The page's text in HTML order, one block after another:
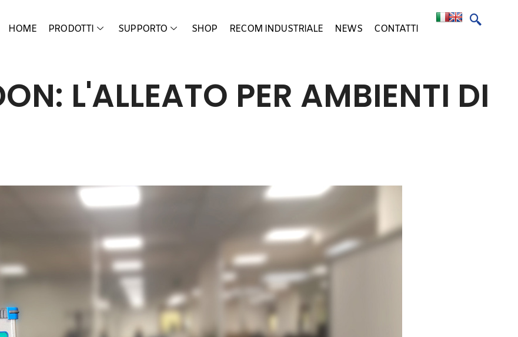
HOME PRODOTTI SUPPORTO SHOP RECOM INDUSTRIALE NEWS CONTATTI
L'ALLEATO PER AMBIENTI DI